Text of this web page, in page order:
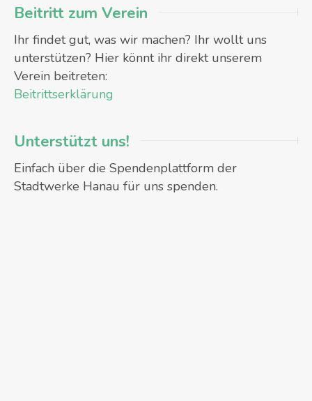
Beitritt zum Verein
Ihr findet gut, was wir machen? Ihr wollt uns
unterstützen? Hier könnt ihr direkt unserem
Verein beitreten:
Beitrittserklärung
Unterstützt uns!
Einfach über die Spendenplattform der
Stadtwerke Hanau für uns spenden.